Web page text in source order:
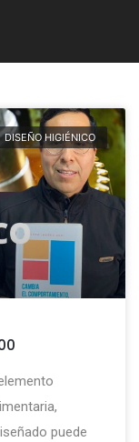
DISEÑO HIGIÉNICO
puede